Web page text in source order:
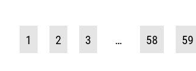
1 2 3 … 58 59